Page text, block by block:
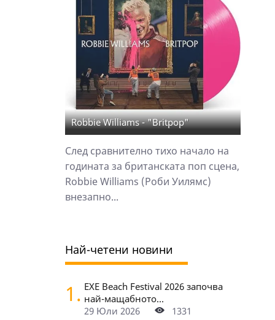
Robbie Williams - "Britpop"
След сравнително тихо начало на
годината за британската поп сцена,
Robbie Williams (Роби Уилямс)
внезапно...
Най-четени новини
1. EXE Beach Festival 2026 започва
най-мащабното...
29 Юли 2026
1331